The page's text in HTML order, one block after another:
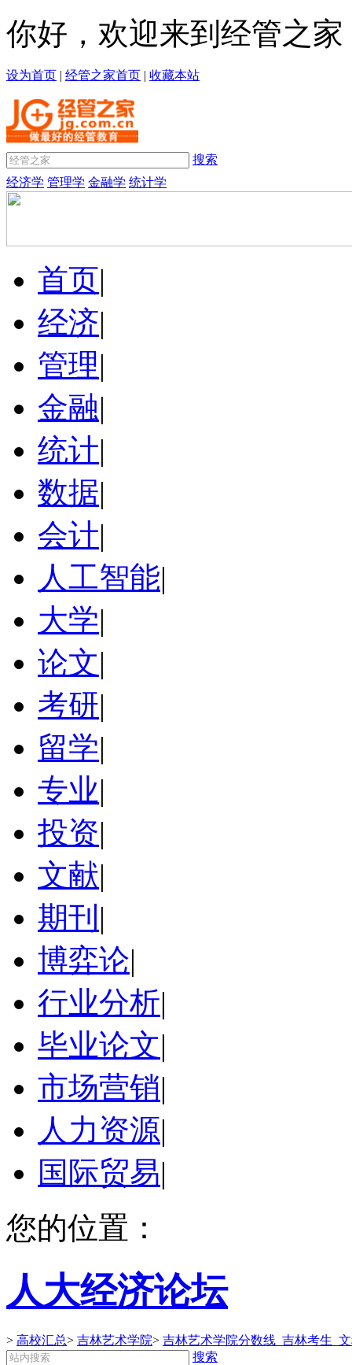
你好，欢迎来到经管之家
设为首页 | 经管之家首页 | 收藏本站
搜索
经济学 管理学 金融学 统计学
首页|
经济|
管理|
金融|
统计|
数据|
会计|
人工智能|
大学|
论文|
考研|
留学|
专业|
投资|
文献|
期刊 |
博弈论|
行业分析|
毕业论文|
市场营销|
人力资源|
国际贸易|
您的位置：
人大经济论坛
> 高校汇总> 吉林艺术学院> 吉林艺术学院分数线_吉林考生_
搜索